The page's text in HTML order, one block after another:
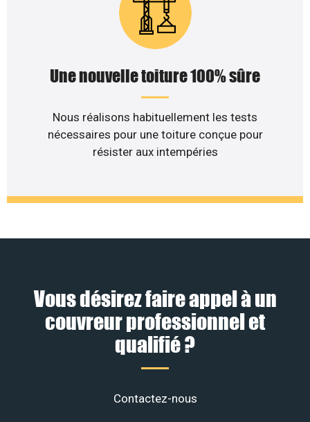
Une nouvelle toiture 100% sûre
Nous réalisons habituellement les tests
nécessaires pour une toiture conçue pour
résister aux intempéries
Vous désirez faire appel à un
couvreur professionnel et
qualifié ?
Contactez-nous